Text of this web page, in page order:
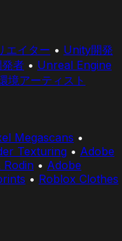
エイター • Unity開発
者 • Unreal Engine
境アーティスト
Megascans •
Texturing • Adobe
Rodin • Adobe
• Roblox Clothes